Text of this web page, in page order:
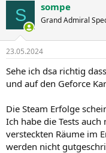
S sompe
Grand Admiral
23.05.2024
Sehe ich dsa richtig
und auf den Geforce
Die Steam Erfolge
Ich habe die Tests
versteckten Räume im
werden nicht